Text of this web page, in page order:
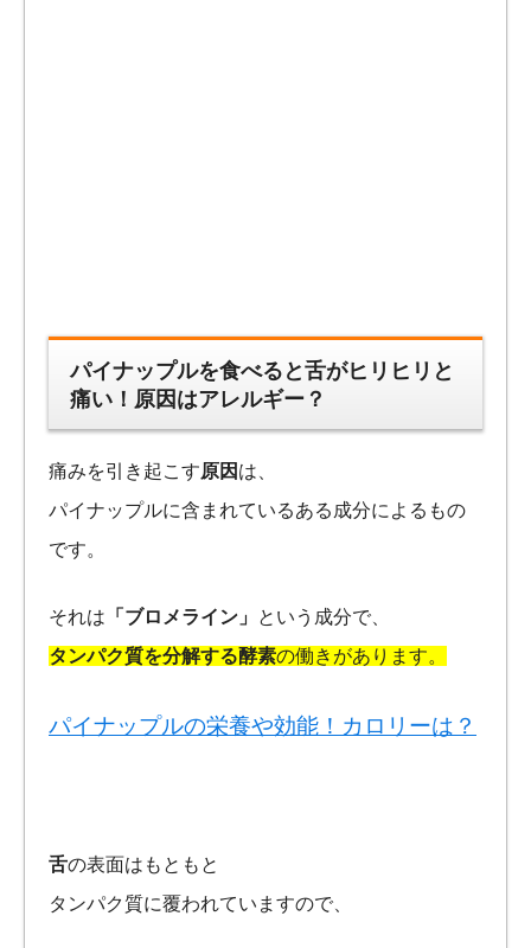
パイナップルを食べると舌がヒリヒリと
痛い！原因はアレルギー？
痛みを引き起こす原因 は、
パイナップルに含まれているある成分によるもの
です。
それは 「ブロメライン」
という成分で、
タンパク質を分解する酵素の働きがあります。
パイナップルの栄養や効能！カロリーは？
舌の表面はもともと
タンパク質に覆われていますので、